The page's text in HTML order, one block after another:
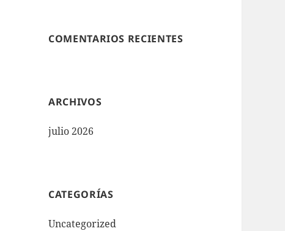
COMENTARIOS RECIENTES
ARCHIVOS
julio 2026
CATEGORÍAS
Uncategorized